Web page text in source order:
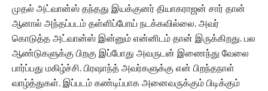
முதல் அட்வான்ஸ் தந்தது இயக்குனர் தியாகராஜன் சார் தான்
ஆனால் அந்தப்படம் தள்ளிப்போய் நடக்கவில்லை. அவர்
கொடுத்த அட்வான்ஸ் இன்னும் என்னிடம் தான் இருக்கிறது. பல
ஆண்டுகளுக்கு பிறகு இப்போது அவருடன் இணைந்து வேலை
பார்ப்பது மகிழ்ச்சி. பிரஷாந்த் அவர்களுக்கு என் பிறந்தநாள்
வாழ்த்துகள். இப்படம் கண்டிப்பாக அனைவருக்கும் பிடிக்கும்